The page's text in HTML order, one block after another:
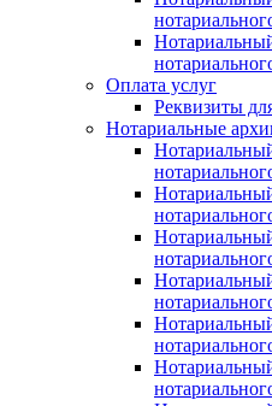
Оплата услуг
Реквизиты
Нотариальные